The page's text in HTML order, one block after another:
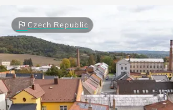
flagCzech Republic